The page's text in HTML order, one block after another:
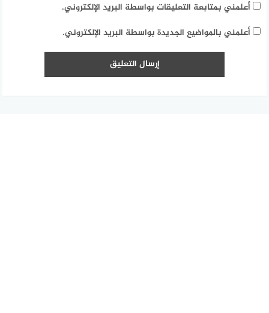
أعلمني بمتابعة التعليقات بواسطة البريد الإلكتروني.
أعلمني بالمواضيع الجديدة بواسطة البريد الإلكتروني.